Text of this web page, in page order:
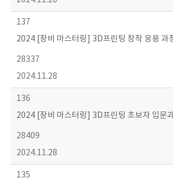
137
2024 [장비 마스터링] 3D프린팅 창작 응용 과
28337
2024.11.28
136
2024 [장비 마스터링] 3D프린팅 초보자 입문
28409
2024.11.28
135